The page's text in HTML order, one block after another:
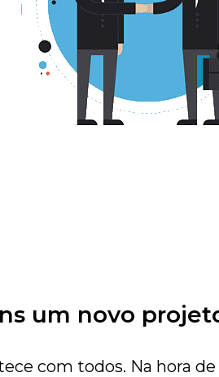
um novo
com todos. Na hora